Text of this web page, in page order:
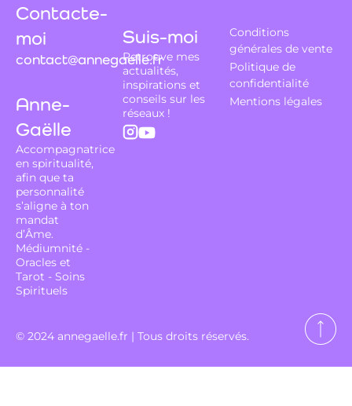
Contacte-
moi
contact@annegaelle.fr
Anne-
Gaëlle
Accompagnatrice
en spiritualité,
afin que ta
personnalité
s’aligne à ton
mandat
d’Âme.
Médiumnité -
Oracles et
Tarot - Soins
Spirituels
Suis-moi
Retrouve mes
actualités,
inspirations et
conseils sur les
réseaux !
Conditions
générales de vente
Politique de
confidentialité
Mentions légales
© 2024 annegaelle.fr | Tous droits réservés.